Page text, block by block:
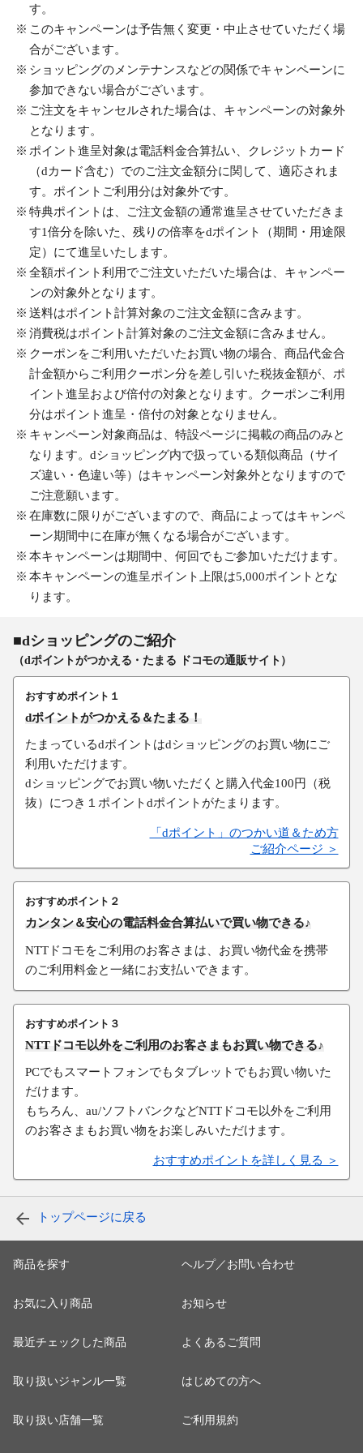
す。
このキャンペーンは予告無く変更・中止させていただく場
合がございます。
ショッピングのメンテナンスなどの関係でキャンペーンに
参加できない場合がございます。
ご注文をキャンセルされた場合は、キャンペーンの対象外
となります。
ポイント進呈対象は電話料金合算払い、クレジットカード
（dカード含む）でのご注文金額分に関して、適応されま
す。ポイントご利用分は対象外です。
特典ポイントは、ご注文金額の通常進呈させていただきま
す1倍分を除いた、残りの倍率をdポイント（期間・用途限
定）にて進呈いたします。
全額ポイント利用でご注文いただいた場合は、キャンペー
ンの対象外となります。
送料はポイント計算対象のご注文金額に含みます。
消費税はポイント計算対象のご注文金額に含みません。
クーポンをご利用いただいたお買い物の場合、商品代金合
計金額からご利用クーポン分を差し引いた税抜金額が、ポ
イント進呈および倍付の対象となります。クーポンご利用
分はポイント進呈・倍付の対象となりません。
キャンペーン対象商品は、特設ページに掲載の商品のみと
なります。dショッピング内で扱っている類似商品（サイ
ズ違い・色違い等）はキャンペーン対象外となりますので
ご注意願います。
在庫数に限りがございますので、商品によってはキャンペ
ーン期間中に在庫が無くなる場合がございます。
本キャンペーンは期間中、何回でもご参加いただけます。
本キャンペーンの進呈ポイント上限は5,000ポイントとな
ります。
■dショッピングのご紹介
（dポイントがつかえる・たまる ドコモの通販サイト）
おすすめポイント１
dポイントがつかえる＆たまる！
たまっているdポイントはdショッピングのお買い物にご
利用いただけます。
dショッピングでお買い物いただくと購入代金100円（税
抜）につき１ポイントdポイントがたまります。
「dポイント」のつかい道＆ため方
ご紹介ページ ＞
おすすめポイント２
カンタン＆安心の電話料金合算払いで買い物できる♪
NTTドコモをご利用のお客さまは、お買い物代金を携帯
のご利用料金と一緒にお支払いできます。
おすすめポイント３
NTTドコモ以外をご利用のお客さまもお買い物できる♪
PCでもスマートフォンでもタブレットでもお買い物いた
だけます。
もちろん、au/ソフトバンクなどNTTドコモ以外をご利用
のお客さまもお買い物をお楽しみいただけます。
おすすめポイントを詳しく見る ＞
トップページに戻る
商品を探す
お気に入り商品
最近チェックした商品
取り扱いジャンル一覧
取り扱い店舗一覧
ヘルプ／お問い合わせ
お知らせ
よくあるご質問
はじめての方へ
ご利用規約